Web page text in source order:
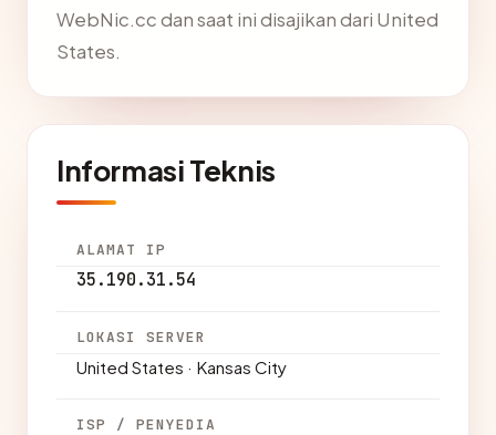
WebNic.cc dan saat ini disajikan dari United
States.
Informasi Teknis
ALAMAT IP
35.190.31.54
LOKASI SERVER
United States · Kansas City
ISP / PENYEDIA